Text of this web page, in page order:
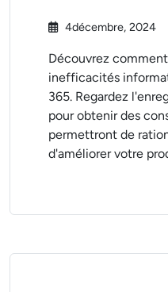
4décembre, 2024
Découvrez
inefficacités
365. Regardez
pour obtenir des
permettront de
d'améliorer votre